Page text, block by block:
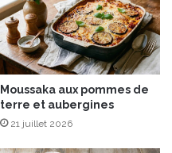
Moussaka aux pommes de
terre et aubergines
21 juillet 2026